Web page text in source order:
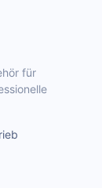
für